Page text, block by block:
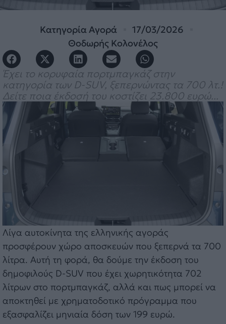
ΚατηγορίαΑγορά
17/03/2026
Θοδωρής Κολονέλος
Έχει το κορυφαία πορτμπαγκάζ στην
κατηγορία των D-SUV, ξεπερνώντας τα 700 λτ.!
Δείτε ποια έκδοσή του κοστίζει 23.800 ευρώ...
Λίγα αυτοκίνητα της ελληνικής αγοράς
προσφέρουν χώρο αποσκευών που ξεπερνά τα 700
λίτρα. Αυτή τη φορά, θα δούμε την έκδοση του
δημοφιλούς D-SUV που έχει χωρητικότητα 702
λίτρων στο πορτμπαγκάζ, αλλά και πως μπορεί να
αποκτηθεί με χρηματοδοτικό πρόγραμμα που
εξασφαλίζει μηνιαία δόση των 199 ευρώ.